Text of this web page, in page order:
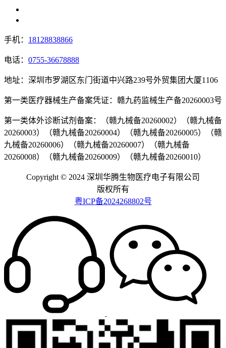
手机： 18128838866
电话： 0755-36678888
地址：深圳市罗湖区东门街道中兴路239号外贸集团大厦1106
第一类医疗器械生产备案凭证：赣九药监械生产备20260003号
第一类体外诊断试剂备案：（赣九械备20260002）（赣九械备
20260003）（赣九械备20260004）（赣九械备20260005）（赣
九械备20260006）（赣九械备20260007）（赣九械备
20260008）（赣九械备20260009）（赣九械备20260010）
Copyright © 2024 深圳华腾生物医疗电子有限公司
版权所有
粤ICP备2024268802号